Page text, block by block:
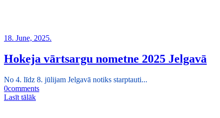
18. June, 2025.
Hokeja vārtsargu nometne 2025 Jelgavā
No 4. līdz 8. jūlijam Jelgavā notiks starptauti...
0comments
Lasīt tālāk